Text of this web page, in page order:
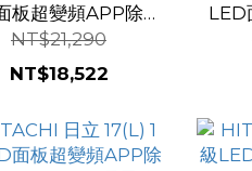
板超變頻APP除濕
380VJ 隱霧鈦
NT$21,290
NT$18,522
LED
APP